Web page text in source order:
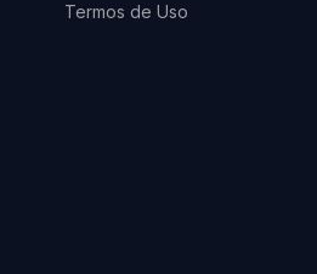
Termos de Uso